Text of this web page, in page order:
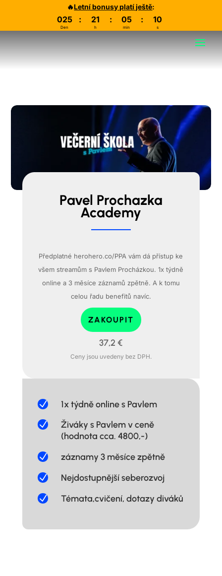
🔥Letní bonusy platí ještě:
025
Den
: 21
h
: 05
min
: 09
s
Pavel Prochazka
Academy
Předplatné herohero.co/PPA vám dá přístup ke
všem streamům s Pavlem Procházkou. 1x týdně
online a 3 měsíce záznamů zpětně. A k tomu
celou řadu benefitů navíc.
ZAKOUPIT
37,2 €
Ceny jsou uvedeny bez DPH.
N 1x týdně online s Pavlem
N
Živáky s Pavlem v ceně
(hodnota cca. 4800,-)
N záznamy 3 měsíce zpětně
N Nejdostupnější seberozvoj
N Témata,cvičení, dotazy diváků